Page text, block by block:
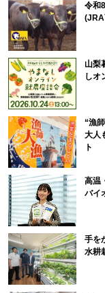
令和
(JRA
山梨
しオ
“漁
大人
ト
高温
バイ
手を
水耕